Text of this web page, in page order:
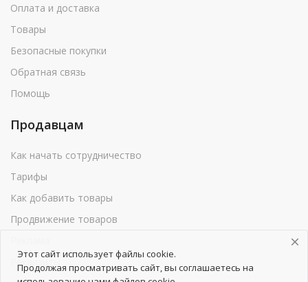
Оплата и доставка
Товары
Безопасные покупки
Обратная связь
Помощь
Продавцам
Как начать сотрудничество
Тарифы
Как добавить товары
Продвижение товаров
Реквизиты
Этот сайт использует файлы cookie.
Продолжая просматривать сайт, вы соглашаетесь на